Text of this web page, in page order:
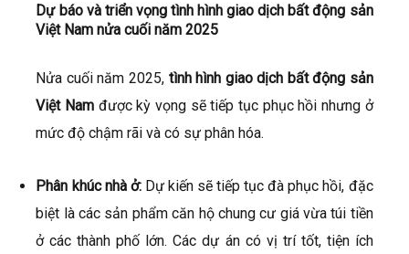
Dự báo và triển vọng tình hình giao dịch bất động sản
Việt Nam nửa cuối năm 2025
Nửa cuối năm 2025, tình hình giao dịch bất động sản
Việt Nam được kỳ vọng sẽ tiếp tục phục hồi nhưng ở
mức độ chậm rãi và có sự phân hóa.
Phân khúc nhà ở:Dự kiến sẽ tiếp tục đà phục hồi, đặc
biệt là các sản phẩm căn hộ chung cư giá vừa túi tiền
ở các thành phố lớn. Các dự án có vị trí tốt, tiện ích